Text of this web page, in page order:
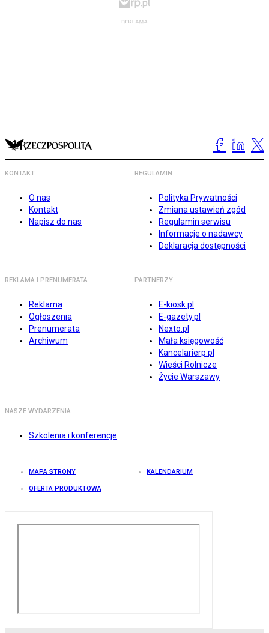
KONTAKT
O nas
Kontakt
Napisz do nas
REGULAMIN
Polityka Prywatności
Zmiana ustawień zgód
Regulamin serwisu
Informacje o nadawcy
Deklaracja dostępności
REKLAMA I PRENUMERATA
Reklama
Ogłoszenia
Prenumerata
Archiwum
PARTNERZY
E-kiosk.pl
E-gazety.pl
Nexto.pl
Mała księgowość
Kancelarierp.pl
Wieści Rolnicze
Życie Warszawy
NASZE WYDARZENIA
Szkolenia i konferencje
MAPA STRONY KALENDARIUM
OFERTA PRODUKTOWA